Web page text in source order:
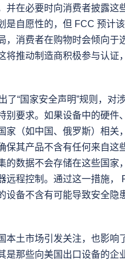
并在必要时向消费者披露这
是自愿性的，但 FCC 预计
，消费者在购物时会倾向于
将推动制造商积极参与认证
了“国家安全声明”规则，对
别要求。如果设备中的硬件
家（如中国、俄罗斯）相关
保其产品不含有任何来自这
的数据不会存储在这些国家
远程控制。通过这一措施，
设备不含有可能导致安全隐
本土市场引发关注，也影响
是那些向美国出口设备的企